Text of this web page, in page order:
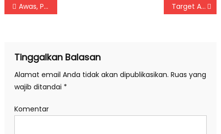
Navigasi pos
Awas, Penalti 200% Incar Penghindar Pajak Target Awal Tax Amnesty Meleset, Banyak yang Tak Patuh
Tinggalkan Balasan
Alamat email Anda tidak akan dipublikasikan. Ruas yang
wajib ditandai *
Komentar